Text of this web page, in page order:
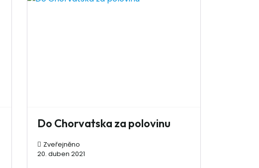
Do Chorvatska za polovinu
Zveřejněno
20. duben 2021